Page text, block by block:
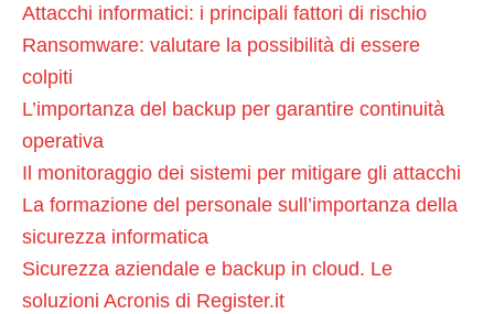
Attacchi informatici: i principali fattori di rischio
Ransomware: valutare la possibilità di essere
colpiti
L’importanza del backup per garantire continuità
operativa
Il monitoraggio dei sistemi per mitigare gli attacchi
La formazione del personale sull’importanza della
sicurezza informatica
Sicurezza aziendale e backup in cloud. Le
soluzioni Acronis di Register.it